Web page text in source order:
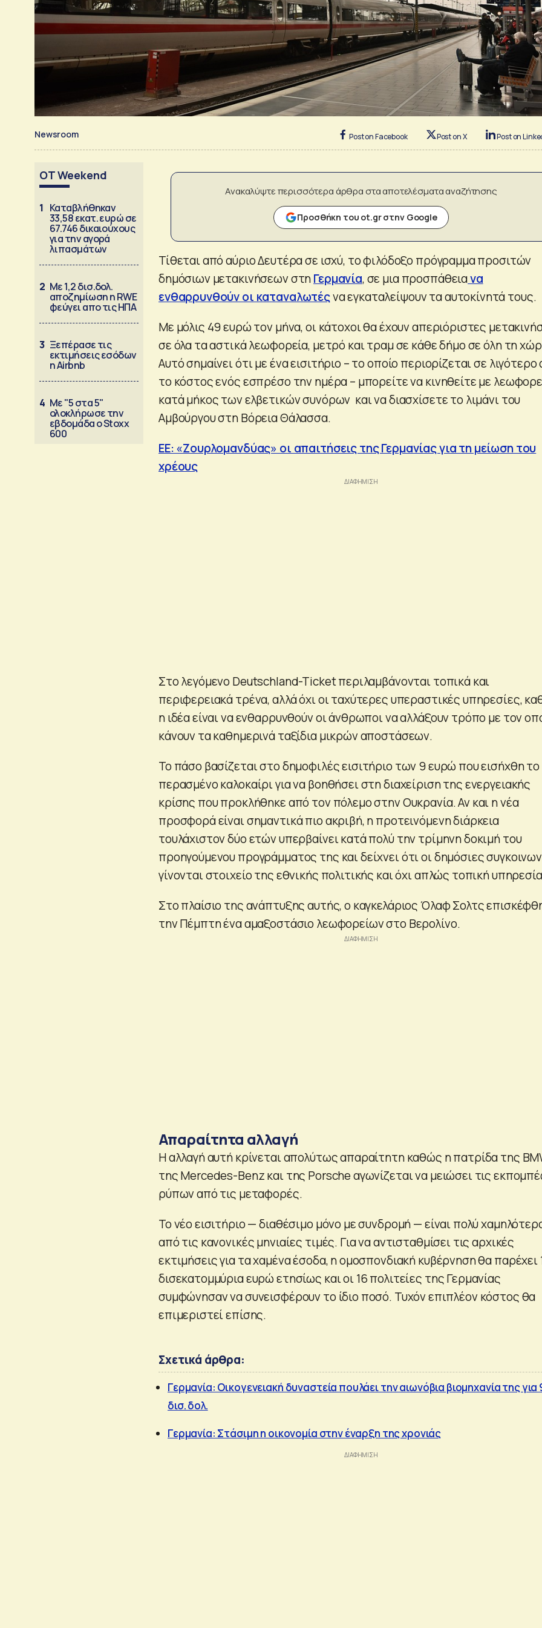
Newsroom Post on Facebook Post on X Post on
OT Weekend
1 Καταβλήθηκαν
33,58 εκατ. ευρώ σε
67.746 δικαιούχους
για την αγορά
λιπασμάτων
2 Με 1,2 δισ.δολ.
αποζημίωση η RWE
φεύγει απο τις ΗΠΑ
3 Ξεπέρασε τις
εκτιμήσεις εσόδων
η Airbnb
4 Με "5 στα 5"
ολοκλήρωσε την
εβδομάδα ο Stoxx
600
Ανακαλύψτε περισσότερα άρθρα στα αποτελέσματα αναζήτησης
Προσθήκη του ot.gr στην Google
Τίθεται από αύριο Δευτέρα σε ισχύ, το φιλόδοξο πρόγραμμα προσιτών
δημόσιων μετακινήσεων στηΓερμανία, σε μια προσπάθειανα
ενθαρρυνθούν οι καταναλωτέςνα εγκαταλείψουν τα αυτοκίνητά τους.
Με μόλις 49 ευρώ τον μήνα, οι κάτοχοι θα έχουν απεριόριστες
σε όλα τα αστικά λεωφορεία, μετρό και τραμ σε κάθε δήμο σε όλη τη
Αυτό σημαίνει ότι με ένα εισιτήριο – το οποίο περιορίζεται σε
το κόστος ενός εσπρέσο την ημέρα – μπορείτε να κινηθείτε με
κατά μήκος των ελβετικών συνόρων και να διασχίσετε το λιμάνι του
Αμβούργου στη Βόρεια Θάλασσα.
ΕΕ: «Ζουρλομανδύας» οι απαιτήσεις της Γερμανίας για τη μείωση του
χρέους
Στο λεγόμενο Deutschland-Ticket περιλαμβάνονται τοπικά και
περιφερειακά τρένα, αλλά όχι οι ταχύτερες υπεραστικές υπηρεσίες,
η ιδέα είναι να ενθαρρυνθούν οι άνθρωποι να αλλάξουν τρόπο με τον
κάνουν τα καθημερινά ταξίδια μικρών αποστάσεων.
Το πάσο βασίζεται στο δημοφιλές εισιτήριο των 9 ευρώ που εισήχθη το
περασμένο καλοκαίρι για να βοηθήσει στη διαχείριση της ενεργειακής
κρίσης που προκλήθηκε από τον πόλεμο στην Ουκρανία. Αν και η νέα
προσφορά είναι σημαντικά πιο ακριβή, η προτεινόμενη διάρκεια
τουλάχιστον δύο ετών υπερβαίνει κατά πολύ την τρίμηνη δοκιμή του
προηγούμενου προγράμματος της και δείχνει ότι οι δημόσιες
γίνονται στοιχείο της εθνικής πολιτικής και όχι απλώς τοπική
Στο πλαίσιο της ανάπτυξης αυτής, ο καγκελάριος Όλαφ Σολτς
την Πέμπτη ένα αμαξοστάσιο λεωφορείων στο Βερολίνο.
Απαραίτητα αλλαγή
Η αλλαγή αυτή κρίνεται απολύτως απαραίτητη καθώς η πατρίδα της
της Mercedes-Benz και της Porsche αγωνίζεται να μειώσει τις
ρύπων από τις μεταφορές.
Το νέο εισιτήριο — διαθέσιμο μόνο με συνδρομή — είναι πολύ
από τις κανονικές μηνιαίες τιμές. Για να αντισταθμίσει τις αρχικές
εκτιμήσεις για τα χαμένα έσοδα, η ομοσπονδιακή κυβέρνηση θα παρέχει
δισεκατομμύρια ευρώ ετησίως και οι 16 πολιτείες της Γερμανίας
συμφώνησαν να συνεισφέρουν το ίδιο ποσό. Τυχόν επιπλέον κόστος θα
επιμεριστεί επίσης.
Σχετικά άρθρα:
Γερμανία: Οικογενειακή δυναστεία πουλάει την αιωνόβια βιομηχανία της για
δισ. δολ.
Γερμανία: Στάσιμη η οικονομία στην έναρξη της χρονιάς